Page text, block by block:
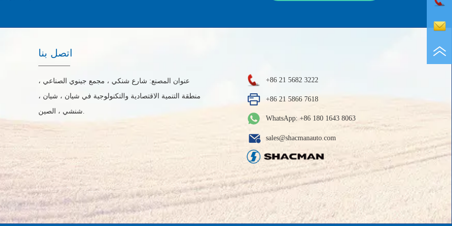
اتصل بنا
عنوان المصنع: شارع شنكي ، مجمع جينوي الصناعي ،
منطقة التنمية الاقتصادية والتكنولوجية في شيان ، شيان ،
شنشي ، الصين.
+86 21 5682 3222
+86 21 5866 7618
WhatsApp: +86 180 1643 8063
sales@shacmanauto.com